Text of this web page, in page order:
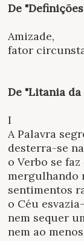
De
Amizade,
fator
De "Litania
I
A Palavra
desterra-se
o Verbo se
mergulhando
sentimentos
o Céu
nem sequer
nem ao